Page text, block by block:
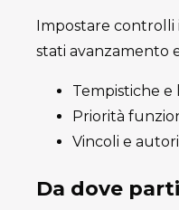
Impostare controlli
stati avanzamento
Tempistiche e
Priorità
Vincoli e
Da dove